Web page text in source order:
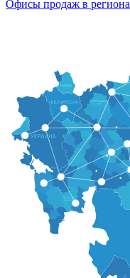
Офисы продаж в